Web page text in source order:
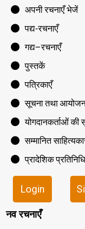
अपनी रचनाएँ भेजें
पद्य-रचनाएँ
गद्य–रचनाएँ
पुस्तकें
पत्रिकाएँ
सूचना तथा
योगदानकर्ताओं की
सम्मानित
प्रादेशिक प्रतिनिधि
Login
नव रचनाएँ